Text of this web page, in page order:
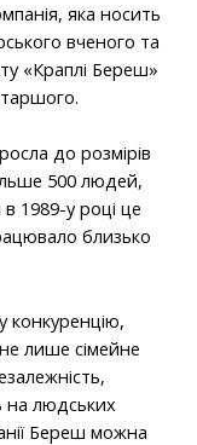
яка носить
вченого та
«Краплі Береш»
до розмірів
500 людей,
1989-у році це
близько
конкуренцію,
лише сімейне
на людських
Береш можна